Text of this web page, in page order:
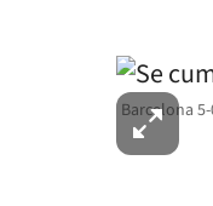
Barcelona